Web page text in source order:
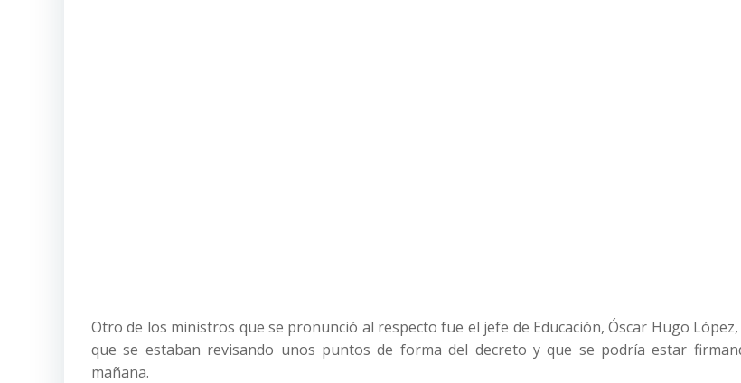
Otro de los ministros que se pronunció al respecto fue el jefe de Educación, Óscar Hugo
que se estaban revisando unos puntos de forma del decreto y que se podría estar
mañana.